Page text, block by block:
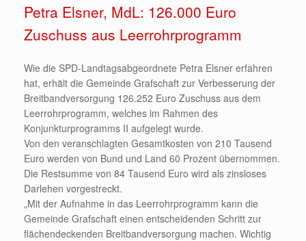
Petra Elsner, MdL: 126.000 Euro
Zuschuss aus Leerrohrprogramm
Wie die SPD-Landtagsabgeordnete Petra Elsner erfahren
hat, erhält die Gemeinde Grafschaft zur Verbesserung der
Breitbandversorgung 126.252 Euro Zuschuss aus dem
Leerrohrprogramm, welches im Rahmen des
Konjunkturprogramms II aufgelegt wurde.
Von den veranschlagten Gesamtkosten von 210 Tausend
Euro werden von Bund und Land 60 Prozent übernommen.
Die Restsumme von 84 Tausend Euro wird als zinsloses
Darlehen vorgestreckt.
„Mit der Aufnahme in das Leerrohrprogramm kann die
Gemeinde Grafschaft einen entscheidenden Schritt zur
flächendeckenden Breitbandversorgung machen. Wichtig